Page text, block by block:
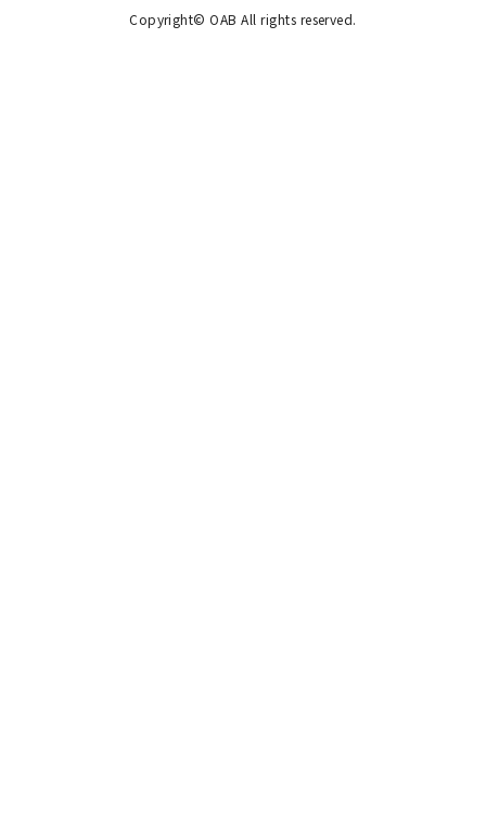
Copyright© OAB All rights reserved.